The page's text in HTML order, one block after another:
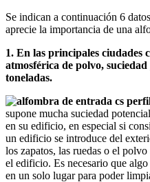
Se indican a continuación 6
aprecie la importancia de una
1. En las principales ciudades
atmosférica de polvo,
toneladas.
supone mucha suciedad
en su edificio, en especial si
un edificio se introduce del
los zapatos, las ruedas o el
el edificio. Es necesario que
en un solo lugar para poder